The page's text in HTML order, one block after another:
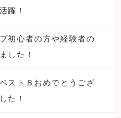
躍！
初心者の方や経験者の
した！
スト８おめでとうござ
た！